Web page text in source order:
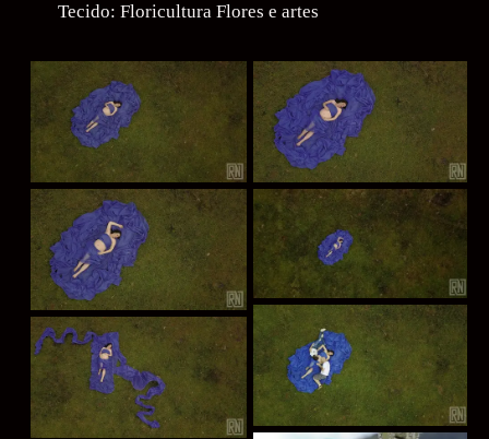
Tecido: Floricultura Flores e artes